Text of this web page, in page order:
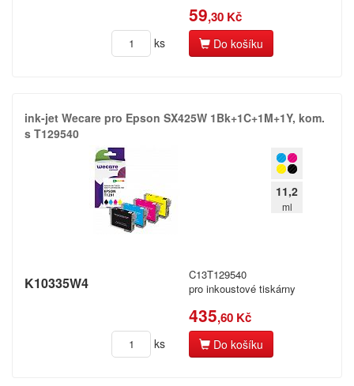
59,30 Kč
ks Do košíku
ink-​jet Wecare pro Epson SX425W 1Bk+​1C+​1M+​1Y,​ kom.​
s T129540
11,2
ml
K10335W4
C13T129540
pro inkoustové tiskárny
435,60 Kč
ks Do košíku